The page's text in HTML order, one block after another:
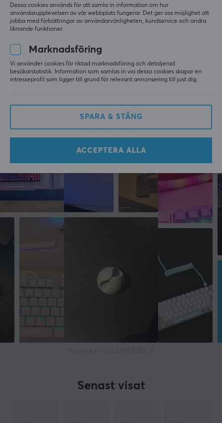
Färg
Grå
GARANTI
Producentens garanti
Alla recensioner
Jack B
Xbox
UGREEN Uno USB-C till USB-C PD Snabbladdningskabel - 2m
för 4 mån. sen
Mer från vårt Community
Senast visat
Dessa cookies används för att samla in information om hur
användarupplevelsen av vår webbplats fungerar. Det ger oss möjlighet att
jobba med förbättringar av användarvänligheten, kundservice och andra
liknande funktioner.
Marknadsföring
Vi använder cookies för riktad marknadsföring och detaljerad
besökarstatistik. Information som samlas in via dessa cookies skapar en
intresseprofil som ligger till grund för relevant annonsering till just dig.
SPARA & STÄNG
ACCEPTERA ALLA